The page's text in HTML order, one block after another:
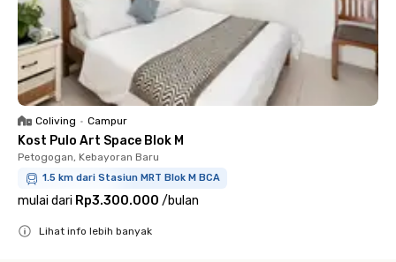
Coliving • Campur
Kost Pulo Art Space Blok M
Petogogan, Kebayoran Baru
1.5 km dari Stasiun MRT Blok M BCA
mulai dari Rp3.300.000 /bulan
Lihat info lebih banyak